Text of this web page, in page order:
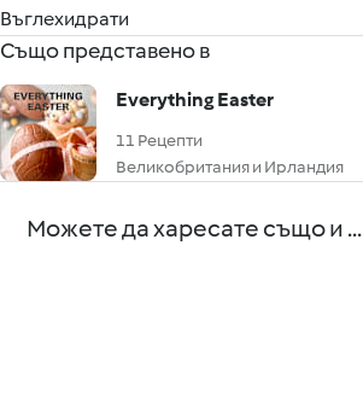
Въглехидрати
Също представено в
Everything Easter
11 Рецепти
Великобритания и Ирландия
Можете да харесате също и ...